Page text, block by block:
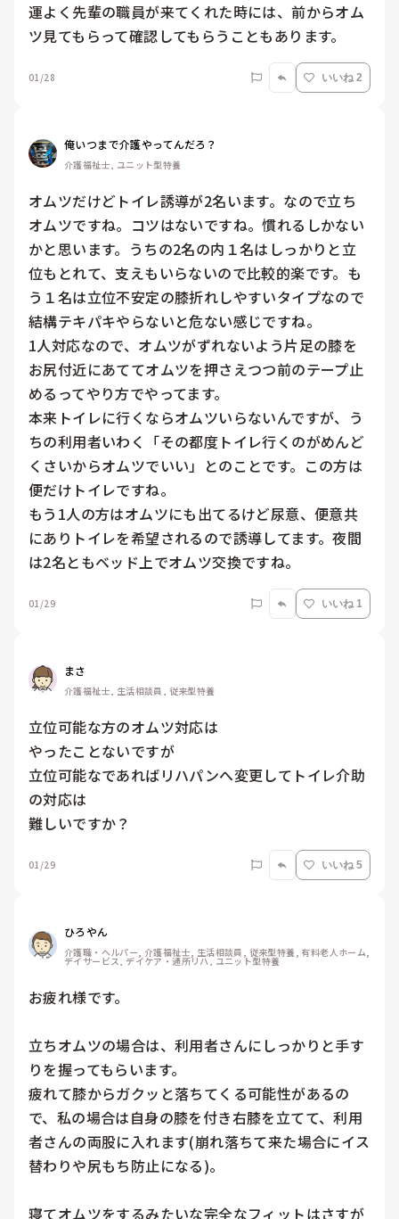
運よく先輩の職員が来てくれた時には、前からオム
ツ見てもらって確認してもらうこともあります。
01/28 いいね 2
俺いつまで介護やってんだろ？
介護福祉士, ユニット型特養
オムツだけどトイレ誘導が2名います。なので立ち
オムツですね。コツはないですね。慣れるしかない
かと思います。うちの2名の内１名はしっかりと立
位もとれて、支えもいらないので比較的楽です。も
う１名は立位不安定の膝折れしやすいタイプなので
結構テキパキやらないと危ない感じですね。
1人対応なので、オムツがずれないよう片足の膝を
お尻付近にあててオムツを押さえつつ前のテープ止
めるってやり方でやってます。
本来トイレに行くならオムツいらないんですが、う
ちの利用者いわく「その都度トイレ行くのがめんど
くさいからオムツでいい」とのことです。この方は
便だけトイレですね。
もう1人の方はオムツにも出てるけど尿意、便意共
にありトイレを希望されるので誘導してます。夜間
は2名ともベッド上でオムツ交換ですね。
01/29 いいね 1
まさ
介護福祉士, 生活相談員, 従来型特養
立位可能な方のオムツ対応は
やったことないですが
立位可能なであればリハパンへ変更してトイレ介助
の対応は
難しいですか？
01/29 いいね 5
ひろやん
介護職・ヘルパー, 介護福祉士, 生活相談員, 従来型特養, 有料老人ホーム,
デイサービス, デイケア・通所リハ, ユニット型特養
お疲れ様です。
立ちオムツの場合は、利用者さんにしっかりと手す
りを握ってもらいます。
疲れて膝からガクッと落ちてくる可能性があるの
で、私の場合は自身の膝を付き右膝を立てて、利用
者さんの両股に入れます(崩れ落ちて来た場合にイス
替わりや尻もち防止になる)。
寝てオムツをするみたいな完全なフィットはさすが